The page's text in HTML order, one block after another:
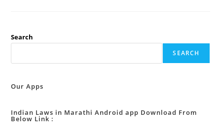
व
Search
SEARCH
Our Apps
Indian Laws in Marathi Android app Download From
Below Link :